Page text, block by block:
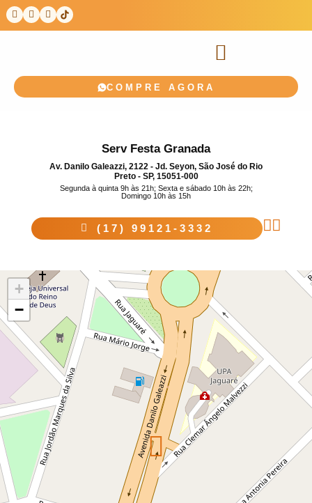
COMPRE AGORA
Serv Festa Granada
Av. Danilo Galeazzi, 2122 - Jd. Seyon, São José do Rio
Preto - SP, 15051-000
Segunda à quinta 9h às 21h; Sexta e sábado 10h às 22h;
Domingo 10h às 15h
(17) 99121-3332
+
−